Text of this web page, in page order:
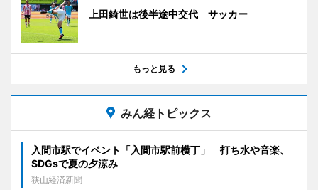
上田綺世は後半途中交代 サッカー
もっと見る
みん経トピックス
入間市駅でイベント「入間市駅前横丁」 打ち水や音楽、
SDGsで夏の夕涼み
狭山経済新聞